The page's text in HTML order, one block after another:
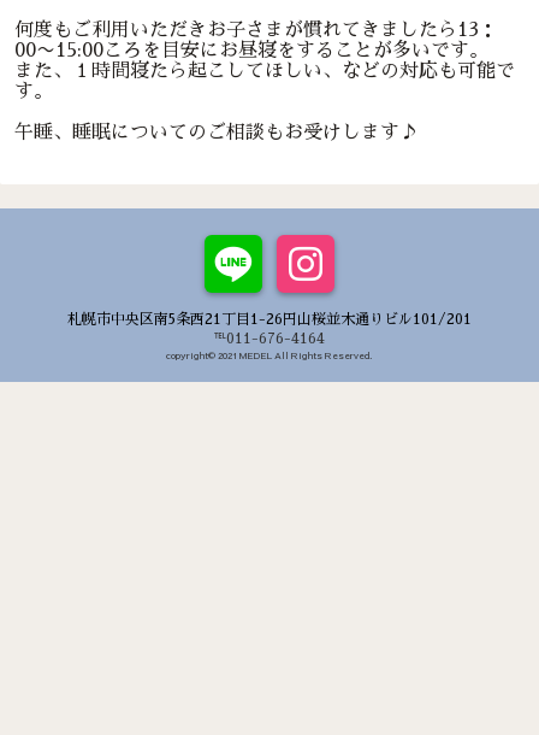
何度もご利用いただきお子さまが慣れてきましたら13：
00〜15:00ころを目安にお昼寝をすることが多いです。
また、１時間寝たら起こしてほしい、などの対応も可能で
す。
午睡、睡眠についてのご相談もお受けします♪
札幌市中央区南5条西21丁目1-26円山桜並木通りビル101/201
℡011-676-4164
copyright© 2021 MEDEL All Rights Reserved.